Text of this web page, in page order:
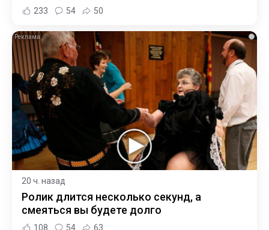
233 54 50
i
20 ч. назад
Ролик длится несколько секунд, а
смеяться вы будете долго
108 54 63